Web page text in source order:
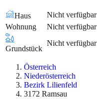
Haus
Nicht verfügbar
Wohnung
Nicht verfügbar
Grundstück
Nicht verfügbar
Österreich
Niederösterreich
Bezirk Lilienfeld
3172 Ramsau